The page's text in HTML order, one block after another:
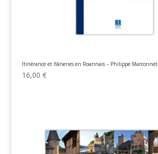
Itinérance et flâneries en Roannais – Philippe Marconnet
16,00 €